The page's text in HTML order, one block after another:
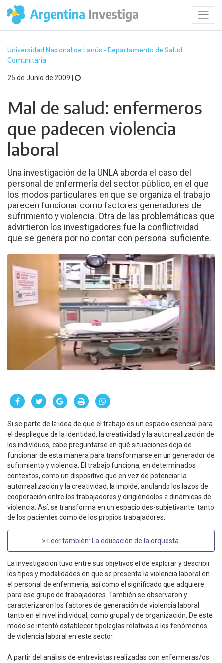
Universidad Nacional de Lanús - Departamento de Salud
Comunitaria
25 de Junio de 2009 |
Mal de salud: enfermeros
que padecen violencia
laboral
Una investigación de la UNLA aborda el caso del
personal de enfermería del sector público, en el que
los modos particulares en que se organiza el trabajo
parecen funcionar como factores generadores de
sufrimiento y violencia. Otra de las problemáticas que
advirtieron los investigadores fue la conflictividad
que se genera por no contar con personal suficiente.
Si se parte de la idea de que el trabajo es un espacio esencial para
el despliegue de la identidad, la creatividad y la autorrealización de
los individuos, cabe preguntarse en qué situaciones deja de
funcionar de esta manera para transformarse en un generador de
sufrimiento y violencia. El trabajo funciona, en determinados
contextos, como un dispositivo que en vez de potenciar la
autorrealización y la creatividad, la impide, anulando los lazos de
cooperación entre los trabajadores y dirigiéndolos a dinámicas de
violencia. Así, se transforma en un espacio des-subjetivante, tanto
de los pacientes como de los propios trabajadores.
> Leer también: La educación de la orquesta
La investigación tuvo entre sus objetivos el de explorar y describir
los tipos y modalidades en que se presenta la violencia laboral en
el personal de enfermería, así como el significado que adquiere
para ese grupo de trabajadores. También se observaron y
caracterizaron los factores de generación de violencia laboral
tanto en el nivel individual, como grupal y de organización. De este
modo se intentó establecer tipologías relativas a los fenómenos
de violencia laboral en este sector.
A partir del análisis de entrevistas realizadas con enfermeras/os